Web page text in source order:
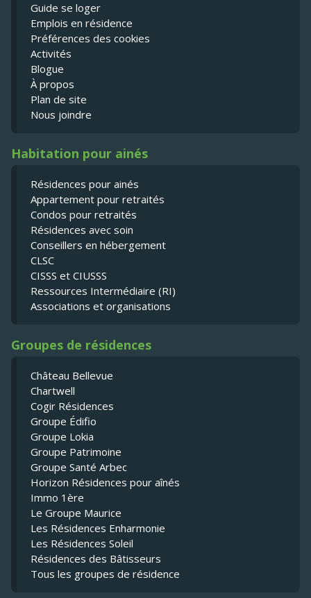
Guide se loger
Emplois en résidence
Préférences des cookies
Activités
Blogue
À propos
Plan de site
Nous joindre
Habitation pour ainés
Résidences pour ainés
Appartement pour retraités
Condos pour retraités
Résidences avec soin
Conseillers en hébergement
CLSC
CISSS et CIUSSS
Ressources Intermédiaire (RI)
Associations et organisations
Groupes de résidences
Château Bellevue
Chartwell
Cogir Résidences
Groupe Édifio
Groupe Lokia
Groupe Patrimoine
Groupe Santé Arbec
Horizon Résidences pour aînés
Immo 1ère
Le Groupe Maurice
Les Résidences Enharmonie
Les Résidences Soleil
Résidences des Bâtisseurs
Tous les groupes de résidence